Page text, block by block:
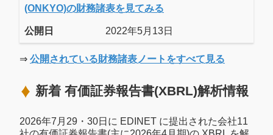
(ONKYO)の財務諸表を見てみる
公開日 2022年5月13日
⇒ 公開されている財務諸表ノートをすべて見る
新着 有価証券報告書(XBRL)解析情報
2026年7月29・30日に EDINET に提出された会社11